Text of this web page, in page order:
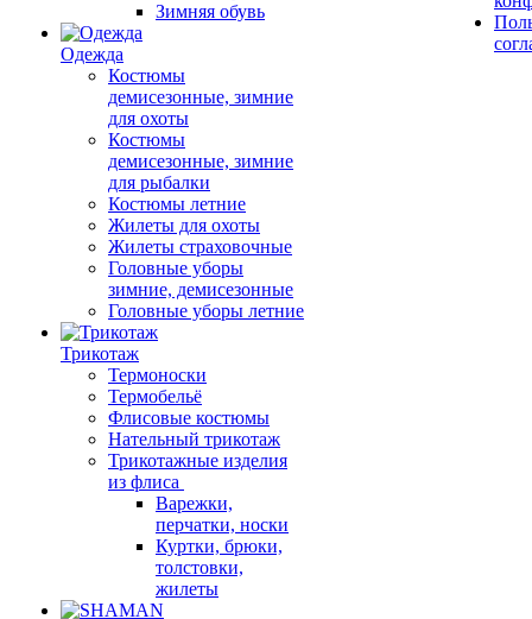
Зимняя обувь
Одежда
Костюмы
демисезонные, зимние
для охоты
Костюмы
демисезонные, зимние
для рыбалки
Костюмы летние
Жилеты для охоты
Жилеты страховочные
Головные уборы
зимние, демисезонные
Головные уборы летние
Трикотаж
Термоноски
Термобельё
Флисовые костюмы
Нательный трикотаж
Трикотажные изделия
из флиса
Варежки,
перчатки, носки
Куртки, брюки,
толстовки,
жилеты